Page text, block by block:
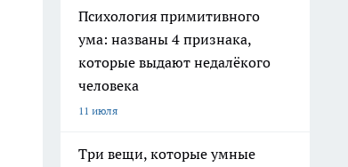
Психология примитивного
ума: названы 4 признака,
которые выдают недалёкого
человека
11 июля
Три вещи, которые умные